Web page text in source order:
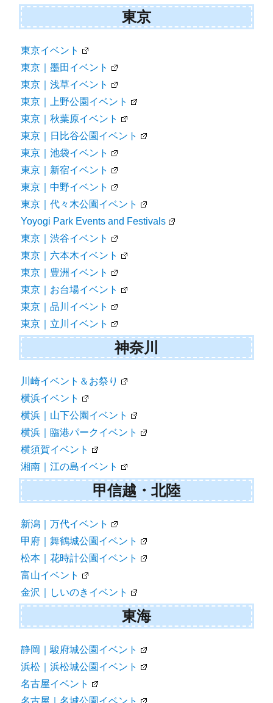
東京
東京イベント
東京｜墨田イベント
東京｜浅草イベント
東京｜上野公園イベント
東京｜秋葉原イベント
東京｜日比谷公園イベント
東京｜池袋イベント
東京｜新宿イベント
東京｜中野イベント
東京｜代々木公園イベント
Yoyogi Park Events and Festivals
東京｜渋谷イベント
東京｜六本木イベント
東京｜豊洲イベント
東京｜お台場イベント
東京｜品川イベント
東京｜立川イベント
神奈川
川崎イベント＆お祭り
横浜イベント
横浜｜山下公園イベント
横浜｜臨港パークイベント
横須賀イベント
湘南｜江の島イベント
甲信越・北陸
新潟｜万代イベント
甲府｜舞鶴城公園イベント
松本｜花時計公園イベント
富山イベント
金沢｜しいのきイベント
東海
静岡｜駿府城公園イベント
浜松｜浜松城公園イベント
名古屋イベント